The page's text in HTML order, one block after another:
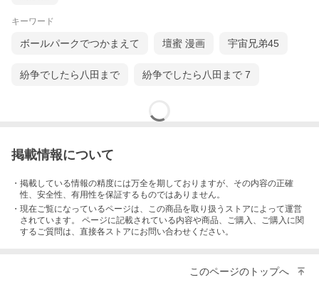
キーワード
ボールパークでつかまえて 壇蜜 漫画 宇宙兄弟45
紛争でしたら八田まで 紛争でしたら八田まで 7
掲載情報について
・掲載している情報の精度には万全を期しておりますが、その内容の正確
性、安全性、有用性を保証するものではありません。
・現在ご覧になっているページは、この商品を取り扱うストアによって運営
されています。 ページに記載されている内容や商品、ご購入 、ご購入に関
するご質問は、直接各ストアにお問い合わせください。
このページのトップへ